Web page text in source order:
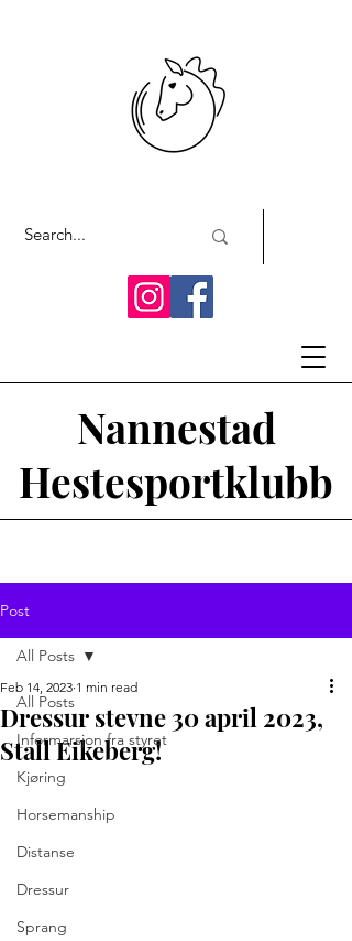
Nannestad
Hestesportklubb
Post
All Posts
Informarsjon fra styret
Kjøring
Horsemanship
Distanse
Dressur
Sprang
All Posts
Dressur stevne 30 april 2023,
Stall Eikeberg!
Feb 14, 2023 1 min read